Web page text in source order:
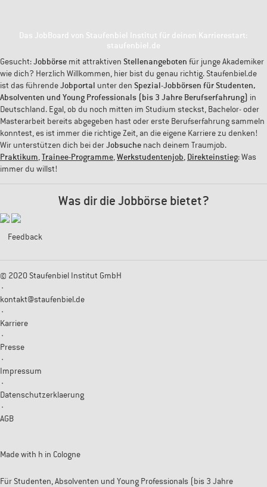
Das JobBoard von Staufenbiel Institut für deinen Karrierestart:
staufenbiel.de
Gesucht:Jobbörse mit attraktiven Stellenangeboten für junge Akademiker
wie dich? Herzlich Willkommen, hier bist du genau richtig. Staufenbiel.de
ist das führendeJobportal unter den Spezial-Jobbörsen für Studenten,
Absolventen und Young Professionals (bis 3 Jahre Berufserfahrung) in
Deutschland. Egal, ob du noch mitten im Studium steckst, Bachelor- oder
Masterarbeit bereits abgegeben hast oder erste Berufserfahrung sammeln
konntest, es ist immer die richtige Zeit, an die eigene Karriere zu denken!
Wir unterstützen dich bei derJobsuche nach deinem Traumjob.
Praktikum Trainee-Programme Werkstudentenjob Direkteinstieg: Was
immer du willst!
Was dir die Jobbörse bietet?
Feedback
© 2020 Staufenbiel Institut GmbH
·
kontakt@staufenbiel.de
·
Karriere
·
Presse
·
Impressum
·
Datenschutzerklaerung
·
AGB
Made with h in Cologne
Für Studenten, Absolventen und Young Professionals (bis 3 Jahre